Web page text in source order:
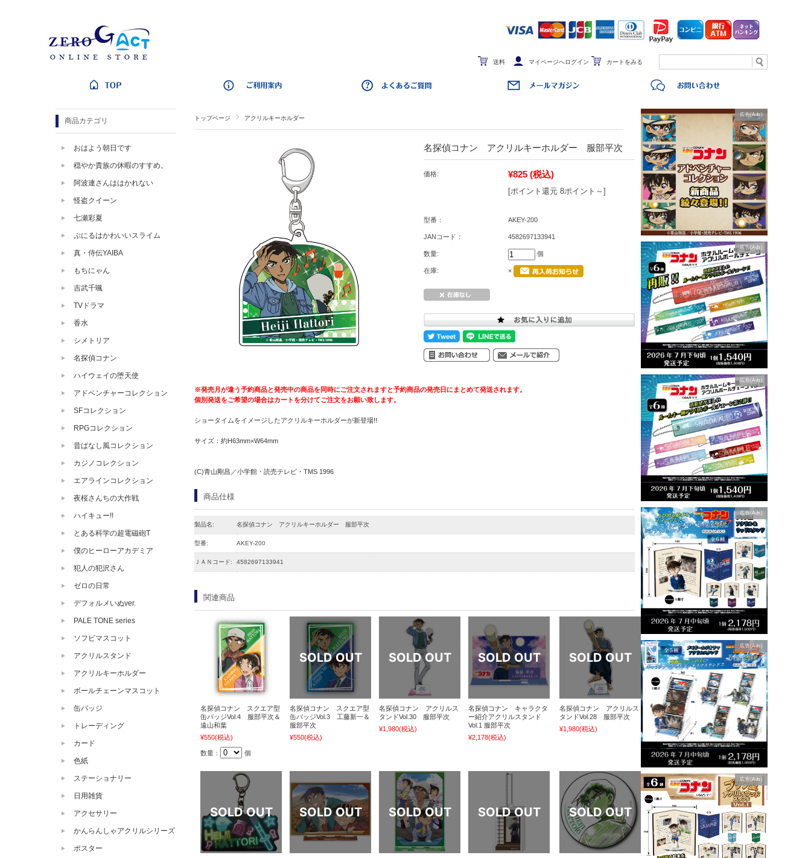
送料 マイページへログイン カートをみる
広告(Ads)
広告(Ads)
広告(Ads)
広告(Ads)
広告(Ads)
広告(Ads)
トップページ アクリルキーホルダー
名探偵コナン アクリルキーホルダー 服部平次
価格: ¥825 (税込)
[ポイント還元 8ポイント～]
型番： AKEY-200
JANコード： 4582697133941
数量: 個
在庫: ×
※発売月が違う予約商品と発売中の商品を同時にご注文されますと予約商品の発売日にまとめて発送されます。
個別発送をご希望の場合はカートを分けてご注文をお願い致します。
ショータイムをイメージしたアクリルキーホルダーが新登場!!
サイズ：約H63mm×W64mm
(C)青山剛昌／小学館・読売テレビ・TMS 1996
商品仕様
製品名: 名探偵コナン アクリルキーホルダー 服部平次
型番: AKEY-200
ＪＡＮコード: 4582697133941
関連商品
名探偵コナン スクエア型
缶バッジVol.4 服部平次＆
遠山和葉
¥550(税込)
数量： 個
名探偵コナン スクエア型
缶バッジVol.3 工藤新一＆
服部平次
¥550(税込)
名探偵コナン アクリルス
タンドVol.30 服部平次
¥1,980(税込)
名探偵コナン キャラクタ
ー紹介アクリルスタンド
Vol.1 服部平次
¥2,178(税込)
名探偵コナン アクリルス
タンドVol.28 服部平次
¥1,980(税込)
商品カテゴリ
おはよう朝日です
穏やか貴族の休暇のすすめ。
阿波連さんははかれない
怪盗クイーン
七瀬彩夏
ぷにるはかわいいスライム
真・侍伝YAIBA
もちにゃん
吉武千颯
TVドラマ
香水
シメトリア
名探偵コナン
ハイウェイの堕天使
アドベンチャーコレクション
SFコレクション
RPGコレクション
昔ばなし風コレクション
カジノコレクション
エアラインコレクション
夜桜さんちの大作戦
ハイキュー!!
とある科学の超電磁砲T
僕のヒーローアカデミア
犯人の犯沢さん
ゼロの日常
デフォルメいぬver.
PALE TONE series
ソフビマスコット
アクリルスタンド
アクリルキーホルダー
ボールチェーンマスコット
缶バッジ
トレーディング
カード
色紙
ステーショナリー
日用雑貨
アクセサリー
かんらんしゃアクリルシリーズ
ポスター